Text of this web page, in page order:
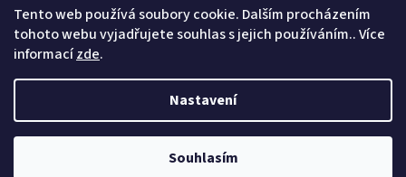
Tento web používá soubory cookie. Dalším procházením
tohoto webu vyjadřujete souhlas s jejich používáním.. Více
informacízde.
Nastavení
Souhlasím
Copyright 2026Prostě dobrý kafe